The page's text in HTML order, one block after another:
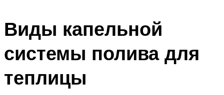
Виды капельной
системы полива для
теплицы